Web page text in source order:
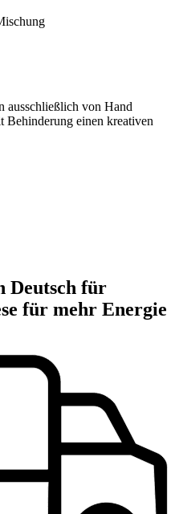
ausschließlich von Hand
Behinderung einen kreativen
Deutsch für
für mehr Energie